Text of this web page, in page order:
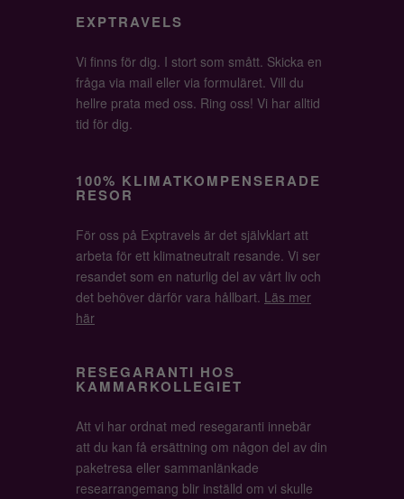
EXPTRAVELS
Vi finns för dig. I stort som smått. Skicka en
fråga via mail eller via formuläret. Vill du
hellre prata med oss. Ring oss! Vi har alltid
tid för dig.
100% KLIMATKOMPENSERADE
RESOR
För oss på Exptravels är det självklart att
arbeta för ett klimatneutralt resande. Vi ser
resandet som en naturlig del av vårt liv och
det behöver därför vara hållbart. Läs mer
här
RESEGARANTI HOS
KAMMARKOLLEGIET
Att vi har ordnat med resegaranti innebär
att du kan få ersättning om någon del av din
paketresa eller sammanlänkade
researrangemang blir inställd om vi skulle